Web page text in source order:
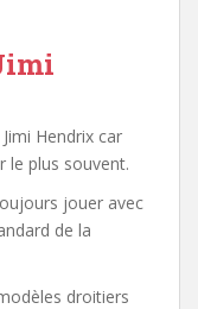
Hendrix car
le plus souvent.
jouer avec
de la
droitiers